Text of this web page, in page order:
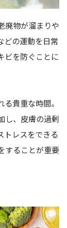
廃物が溜まりや
どの運動を日常
ビを防ぐことに
貴重な時間。
し、皮膚の過剰
トレスをできる
することが重要